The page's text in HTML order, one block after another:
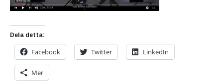
Dela detta:
Facebook Twitter LinkedIn
Mer